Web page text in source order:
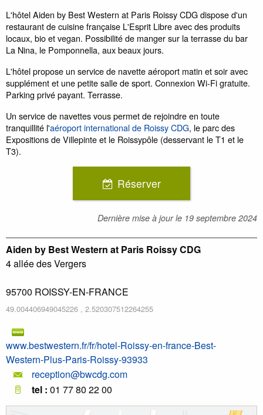
L'hôtel Aiden by Best Western at Paris Roissy CDG dispose d'un
restaurant de cuisine française L'Esprit Libre avec des produits
locaux, bio et vegan. Possibilité de manger sur la terrasse du bar
La Nina, le Pomponnella, aux beaux jours.
L'hôtel propose un service de navette aéroport matin et soir avec
supplément et une petite salle de sport. Connexion Wi-Fi gratuite.
Parking privé payant. Terrasse.
Un service de navettes vous permet de rejoindre en toute
tranquillité l'aéroport international de Roissy CDG, le parc des
Expositions de Villepinte et le Roissypôle (desservant le T1 et le
T3).
Réserver
Dernière mise à jour le 19 septembre 2024
Aiden by Best Western at Paris Roissy CDG
4 allée des Vergers
95700 ROISSY-EN-FRANCE
49.004406949045226 , 2.520307512264255
www.bestwestern.fr/fr/hotel-Roissy-en-france-Best-
Western-Plus-Paris-Roissy-93933
reception@bwcdg.com
tel : 01 77 80 22 00